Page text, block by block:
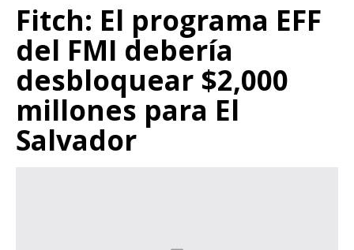
Fitch: El programa EFF
del FMI debería
desbloquear $2,000
millones para El
Salvador